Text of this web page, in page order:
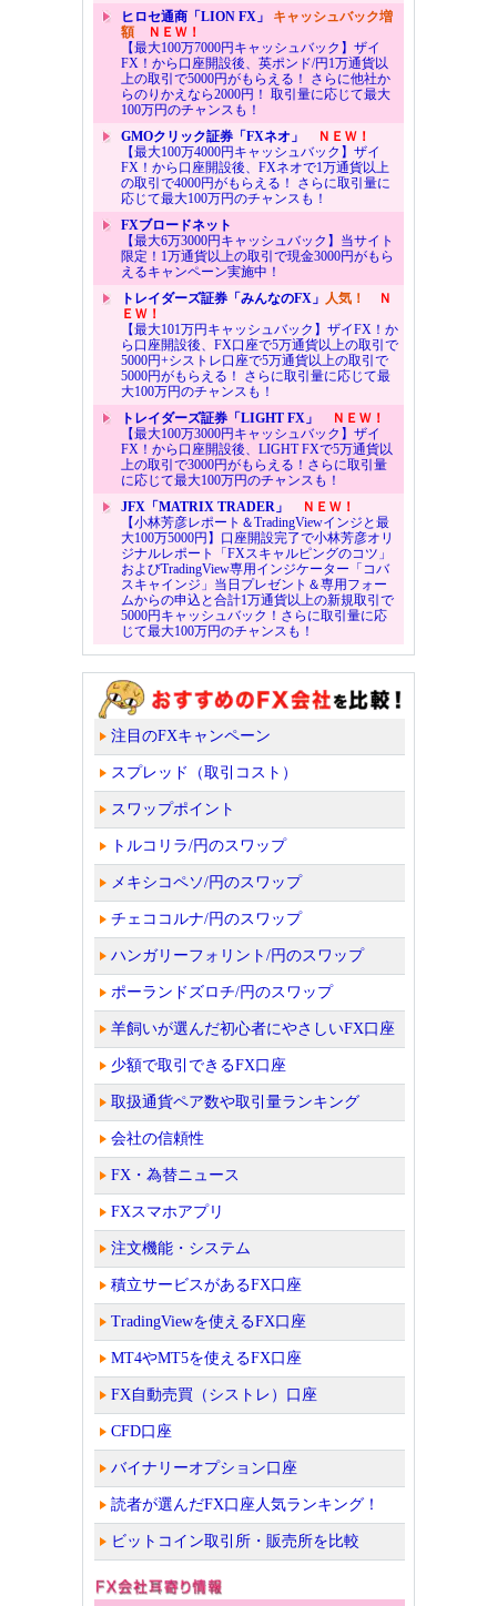
ヒロセ通商「LION FX」 キャッシュバック増
額ＮＥＷ！
【最大100万7000円キャッシュバック】ザイ
FX！から口座開設後、英ポンド/円1万通貨以
上の取引で5000円がもらえる！ さらに他社か
らのりかえなら2000円！ 取引量に応じて最大
100万円のチャンスも！
GMOクリック証券「FXネオ」
ＮＥＷ！
【最大100万4000円キャッシュバック】ザイ
FX！から口座開設後、FXネオで1万通貨以上
の取引で4000円がもらえる！ さらに取引量に
応じて最大100万円のチャンスも！
FXブロードネット
【最大6万3000円キャッシュバック】当サイト
限定！1万通貨以上の取引で現金3000円がもら
えるキャンペーン実施中！
トレイダーズ証券「みんなのFX」 人気！
Ｎ
ＥＷ！
【最大101万円キャッシュバック】ザイFX！か
ら口座開設後、FX口座で5万通貨以上の取引で
5000円+シストレ口座で5万通貨以上の取引で
5000円がもらえる！ さらに取引量に応じて最
大100万円のチャンスも！
トレイダーズ証券「LIGHT FX」
ＮＥＷ！
【最大100万3000円キャッシュバック】ザイ
FX！から口座開設後、LIGHT FXで5万通貨以
上の取引で3000円がもらえる！さらに取引量
に応じて最大100万円のチャンスも！
JFX「MATRIX TRADER」
ＮＥＷ！
【小林芳彦レポート＆TradingViewインジと最
大100万5000円】口座開設完了で小林芳彦オリ
ジナルレポート「FXスキャルピングのコツ」
およびTradingView専用インジケーター「コバ
スキャインジ」当日プレゼント＆専用フォー
ムからの申込と合計1万通貨以上の新規取引で
5000円キャッシュバック！さらに取引量に応
じて最大100万円のチャンスも！
注目のFXキャンペーン
スプレッド（取引コスト）
スワップポイント
トルコリラ/円のスワップ
メキシコペソ/円のスワップ
チェココルナ/円のスワップ
ハンガリーフォリント/円のスワップ
ポーランドズロチ/円のスワップ
羊飼いが選んだ初心者にやさしいFX口座
少額で取引できるFX口座
取扱通貨ペア数や取引量ランキング
会社の信頼性
FX・為替ニュース
FXスマホアプリ
注文機能・システム
積立サービスがあるFX口座
TradingViewを使えるFX口座
MT4やMT5を使えるFX口座
FX自動売買（シストレ）口座
CFD口座
バイナリーオプション口座
読者が選んだFX口座人気ランキング！
ビットコイン取引所・販売所を比較